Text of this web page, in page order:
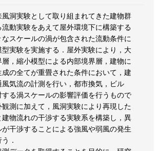
洞実験として取り組まれてきた建物群
流動実験をあえて屋外環境下に構築する
スケールの渦が包含された流動条件に
実験を実施する．屋外実験により，大
，縮小模型による内部境界層，建物に
の全てが重畳された条件において，建
気流の計測を行い，都市換気，ビル
する渦スケールの影響評価を行うもので
測に加えて，風洞実験により再現した
物流れの干渉する実験系を構築し，異
干渉することによる強風や弱風の発生
．